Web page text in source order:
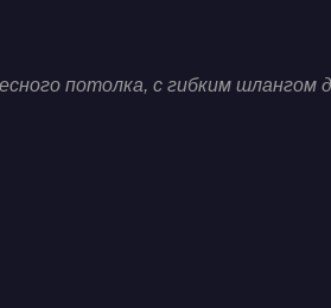
потолка, с гибким шлангом